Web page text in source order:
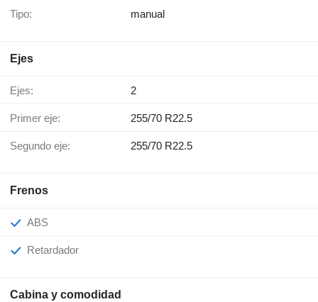
Tipo: manual
Ejes
Ejes: 2
Primer eje: 255/70 R22.5
Segundo eje: 255/70 R22.5
Frenos
ABS
Retardador
Cabina y comodidad